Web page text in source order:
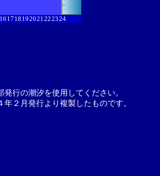
16 17 18 192021222324
行の潮汐を使用してください。
２月発行より複製したものです。